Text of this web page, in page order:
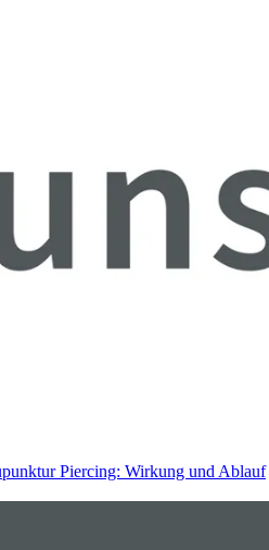
Piercing: Wirkung und Ablauf